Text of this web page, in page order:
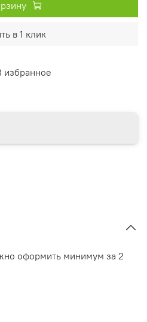
избранное
в 1 клик
оформить минимум за 2